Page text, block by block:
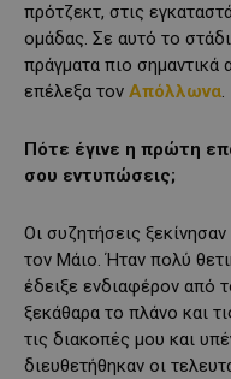
πρότζεκτ, στις
ομάδας. Σε αυτό το
πράγματα πιο σημαντικά
επέλεξα τον Απόλλωνα.
Πότε έγινε η πρώτη
σου εντυπώσεις;
Οι συζητήσεις
τον Μάιο. Ήταν πολύ
έδειξε ενδιαφέρον από
ξεκάθαρα το πλάνο και
τις διακοπές μου και
διευθετήθηκαν οι